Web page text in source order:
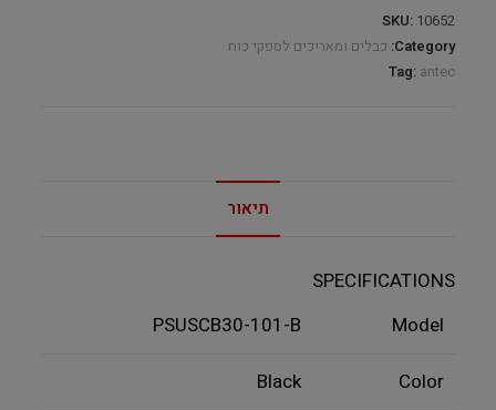
SKU: 10652
Category: כבלים ומאריכים לספקי כוח
Tag: antec
תיאור
SPECIFICATIONS
Model
PSUSCB30-101-B
Color
Black